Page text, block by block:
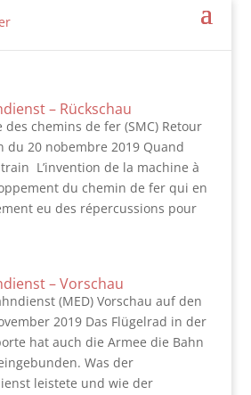
– Rückschau
chemins de fer (SMC) Retour
du 20 nobembre 2019 Quand
train L’invention de la machine à
du chemin de fer qui en
eu des répercussions pour
– Vorschau
(MED) Vorschau auf den
2019 Das Flügelrad in der
hat auch die Armee die Bahn
Was der
leistete und wie der